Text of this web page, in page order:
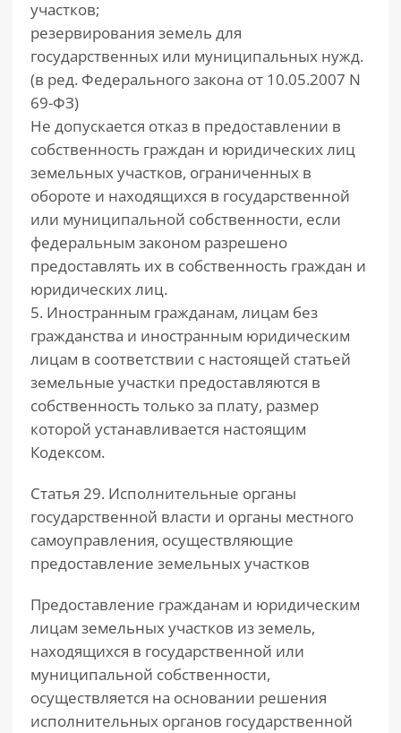
участков;
резервирования земель для
государственных или муниципальных нужд.
(в ред. Федерального закона от 10.05.2007 N
69-ФЗ)
Не допускается отказ в предоставлении в
собственность граждан и юридических лиц
земельных участков, ограниченных в
обороте и находящихся в государственной
или муниципальной собственности, если
федеральным законом разрешено
предоставлять их в собственность граждан и
юридических лиц.
5. Иностранным гражданам, лицам без
гражданства и иностранным юридическим
лицам в соответствии с настоящей статьей
земельные участки предоставляются в
собственность только за плату, размер
которой устанавливается настоящим
Кодексом.
Статья 29. Исполнительные органы
государственной власти и органы местного
самоуправления, осуществляющие
предоставление земельных участков
Предоставление гражданам и юридическим
лицам земельных участков из земель,
находящихся в государственной или
муниципальной собственности,
осуществляется на основании решения
исполнительных органов государственной